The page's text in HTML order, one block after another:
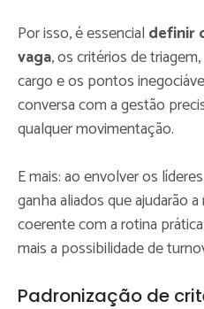
Por isso, é essencial definir
vaga, os critérios de
cargo e os pontos
conversa com a gestão
qualquer movimentação.
E mais: ao envolver os
ganha aliados que ajudarão
coerente com a rotina
mais a possibilidade de
Padronização de